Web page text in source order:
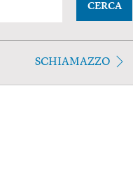
CERCA
SCHIAMAZZO